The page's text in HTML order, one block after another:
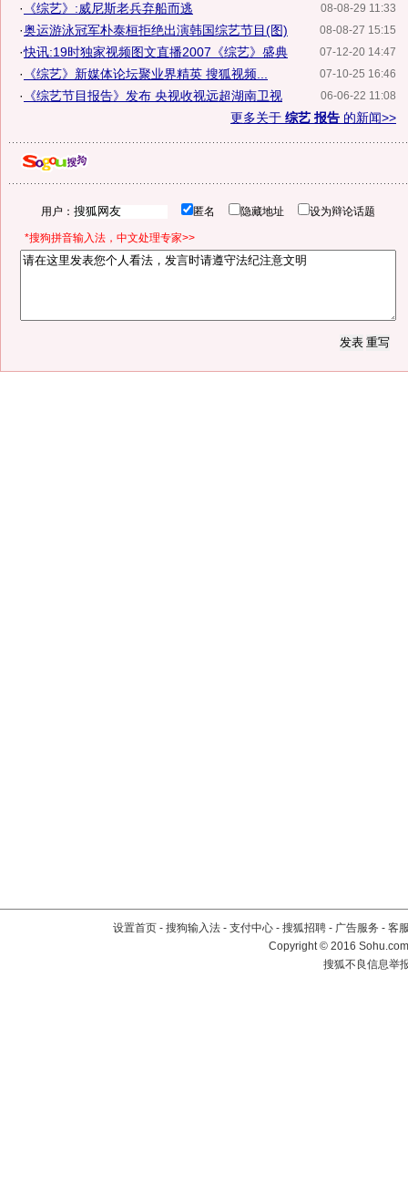
08-08-29 11:33
· 《综艺》:威尼斯老兵弃船而逃
08-08-27 15:15
·奥运游泳冠军朴泰桓拒绝出演韩国综艺节目(图)
07-12-20 14:47
·快讯:19时独家视频图文直播2007《综艺》盛典
07-10-25 16:46
· 《综艺》新媒体论坛聚业界精英 搜狐视频...
06-06-22 11:08
·
《综艺节目报告》发布 央视收视远超湖南卫视
更多关于 综艺 报告 的新闻>>
用户： 匿名 隐藏地址 设为辩论话题
*搜狗拼音输入法，中文处理专家>>
设置首页 - 搜狗输入法 - 支付中心 - 搜狐招聘 - 广告服务 - 客
Copyright©2016
搜狐不良信息举